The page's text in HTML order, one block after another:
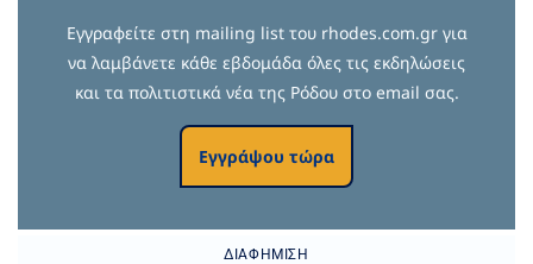
Εγγραφείτε στη mailing list του rhodes.com.gr για
να λαμβάνετε κάθε εβδομάδα όλες τις εκδηλώσεις
και τα πολιτιστικά νέα της Ρόδου στο email σας.
Εγγράψου τώρα
ΔΙΑΦΉΜΙΣΗ